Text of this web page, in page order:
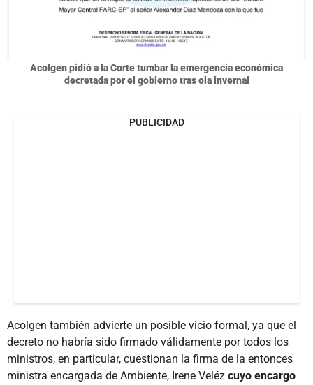
Acolgen pidió a la Corte tumbar la emergencia económica
decretada por el gobierno tras ola invernal
PUBLICIDAD
Acolgen también advierte un posible vicio formal, ya que el
decreto no habría sido firmado válidamente por todos los
ministros, en particular, cuestionan la firma de la entonces
ministra encargada de Ambiente, Irene Veléz cuyo encargo